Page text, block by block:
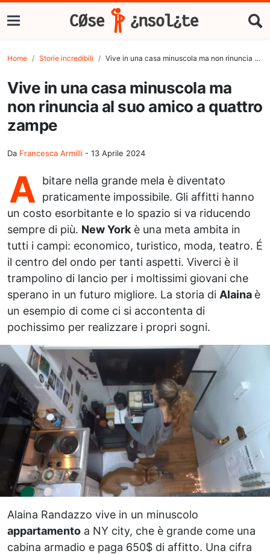
Home Storie incredibili Vive in una casa minuscola ma non rinuncia al suo amico a quattro zampe
Vive in una casa minuscola ma
non rinuncia al suo amico a quattro
zampe
Da Francesca Armilli - 13 Aprile 2024
A
bitare nella grande mela è diventato
praticamente impossibile. Gli affitti hanno
un costo esorbitante e lo spazio si va riducendo
sempre di più. New York è una meta ambita in
tutti i campi: economico, turistico, moda, teatro. É
il centro del ondo per tanti aspetti. Viverci è il
trampolino di lancio per i moltissimi giovani che
sperano in un futuro migliore. La storia di Alaina è
un esempio di come ci si accontenta di
pochissimo per realizzare i propri sogni.
Alaina Randazzo vive in un minuscolo
appartamento a NY city, che è grande come una
cabina armadio e paga 650$ di affitto. Una cifra